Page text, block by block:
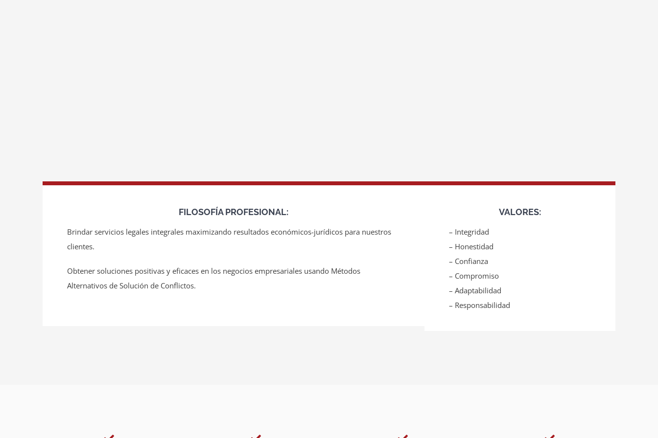
FILOSOFÍA PROFESIONAL:
Brindar servicios legales integrales maximizando resultados económicos-jurídicos para nuestros
clientes.
Obtener soluciones positivas y eficaces en los negocios empresariales usando Métodos
Alternativos de Solución de Conflictos.
VALORES:
– Integridad
– Honestidad
– Confianza
– Compromiso
– Adaptabilidad
– Responsabilidad